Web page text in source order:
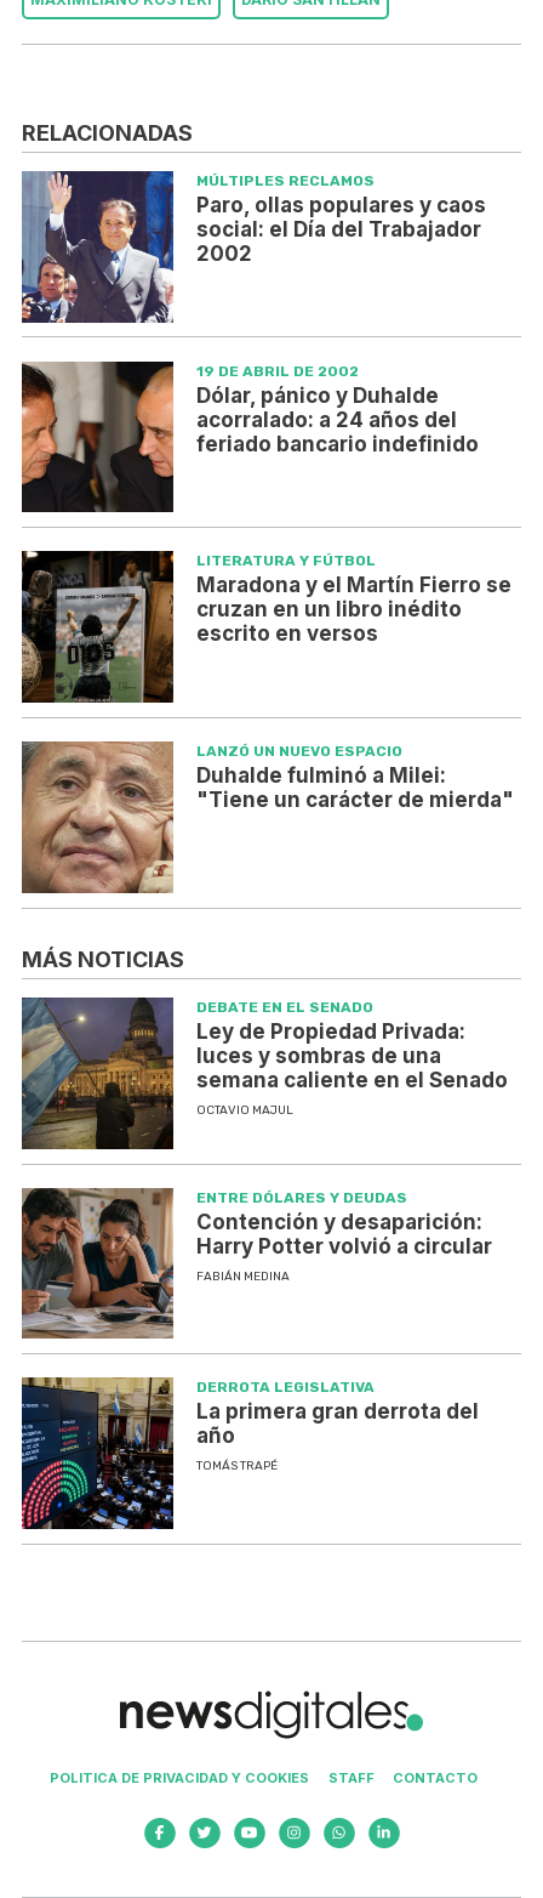
RELACIONADAS
MÚLTIPLES RECLAMOS
Paro, ollas populares y caos
social: el Día del Trabajador
2002
19 DE ABRIL DE 2002
Dólar, pánico y Duhalde
acorralado: a 24 años del
feriado bancario indefinido
LITERATURA Y FÚTBOL
Maradona y el Martín Fierro se
cruzan en un libro inédito
escrito en versos
LANZÓ UN NUEVO ESPACIO
Duhalde fulminó a Milei:
"Tiene un carácter de mierda"
MÁS NOTICIAS
DEBATE EN EL SENADO
Ley de Propiedad Privada:
luces y sombras de una
semana caliente en el Senado
OCTAVIO MAJUL
ENTRE DÓLARES Y DEUDAS
Contención y desaparición:
Harry Potter volvió a circular
FABIÁN MEDINA
DERROTA LEGISLATIVA
La primera gran derrota del
año
TOMÁS TRAPÉ
POLITICA DE PRIVACIDAD Y COOKIES STAFF CONTACTO